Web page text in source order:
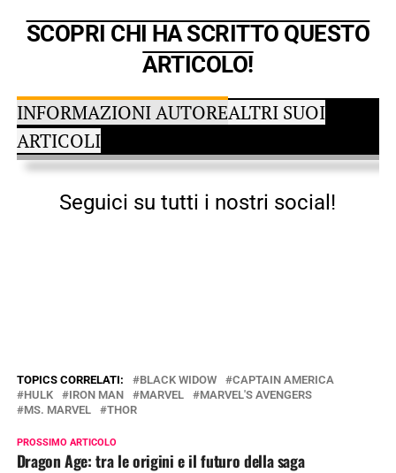
SCOPRI CHI HA SCRITTO QUESTO
ARTICOLO!
INFORMAZIONI AUTOREALTRI SUOI
ARTICOLI
Seguici su tutti i nostri social!
TOPICS CORRELATI: BLACK WIDOW
CAPTAIN AMERICA
HULK
IRON MAN MARVEL
MARVEL'S AVENGERS
MS. MARVEL
THOR
PROSSIMO ARTICOLO
Dragon Age: tra le origini e il futuro della saga